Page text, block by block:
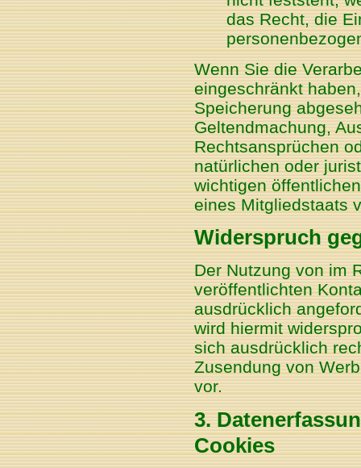
das Recht, die
Wenn Sie die
eingeschränkt
Speicherung
Geltendmachung,
Rechtsansprüchen
natürlichen oder
wichtigen
eines Mitgliedstaats
Widerspruch
Der Nutzung von im
veröffentlichten
ausdrücklich
wird hiermit
sich ausdrücklich
Zusendung von
vor.
3.
Cookies